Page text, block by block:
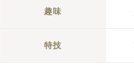
趣味
特技